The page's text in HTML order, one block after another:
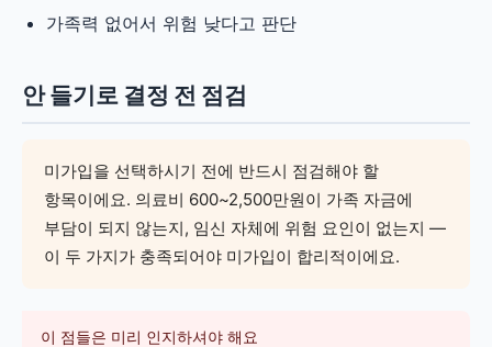
가족력 없어서 위험 낮다고 판단
안 들기로 결정 전 점검
미가입을 선택하시기 전에 반드시 점검해야 할
항목이에요. 의료비 600~2,500만원이 가족 자금에
부담이 되지 않는지, 임신 자체에 위험 요인이 없는지 —
이 두 가지가 충족되어야 미가입이 합리적이에요.
이 점들은 미리 인지하셔야 해요